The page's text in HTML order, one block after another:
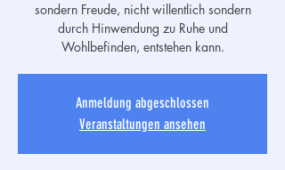
sondern Freude, nicht willentlich sondern
durch Hinwendung zu Ruhe und
Wohlbefinden, entstehen kann.
Anmeldung abgeschlossen
Veranstaltungen ansehen